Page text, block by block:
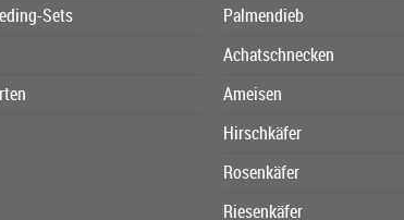
Sets
Palmendieb
Achatschnecken
Ameisen
Hirschkäfer
Rosenkäfer
Riesenkäfer